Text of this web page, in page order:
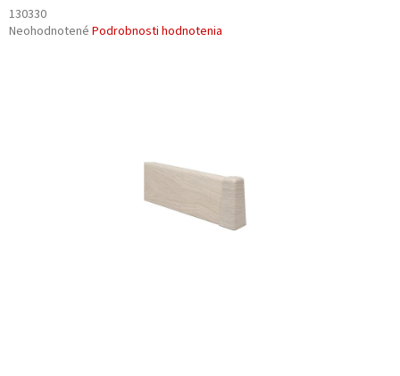
130330
Priemerné
Neohodnotené Podrobnosti hodnotenia